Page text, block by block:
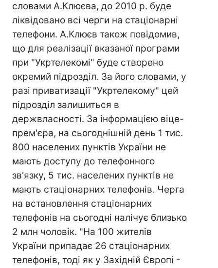
словами А.Клюєва, до 2010 р. буде
ліквідовано всі черги на стаціонарні
телефони. А.Клюєв також повідомив,
що для реалізації вказаної програми
при "Укртелекомі" буде створено
окремий підрозділ. За його словами, у
разі приватизації "Укртелекому" цей
підрозділ залишиться в
держвласності. За інформацією віце-
прем'єра, на сьогоднішній день 1 тис.
800 населених пунктів України не
мають доступу до телефонного
зв'язку, 5 тис. населених пунктів не
мають стаціонарних телефонів. Черга
на встановлення стаціонарних
телефонів на сьогодні налічує близько
2 млн чоловік. "На 100 жителів
України припадає 26 стаціонарних
телефонів, тоді як у Західній Європі -